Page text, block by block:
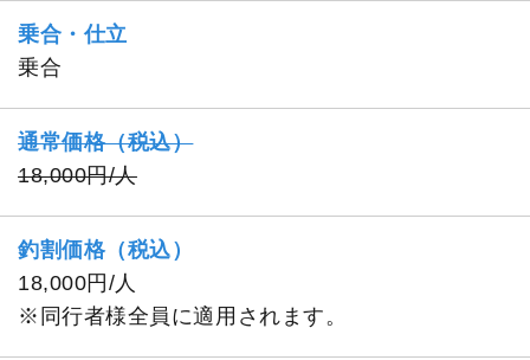
乗合・仕立
乗合
通常価格（税込）
18,000円/人
釣割価格（税込）
18,000円/人
※同行者様全員に適用されます。